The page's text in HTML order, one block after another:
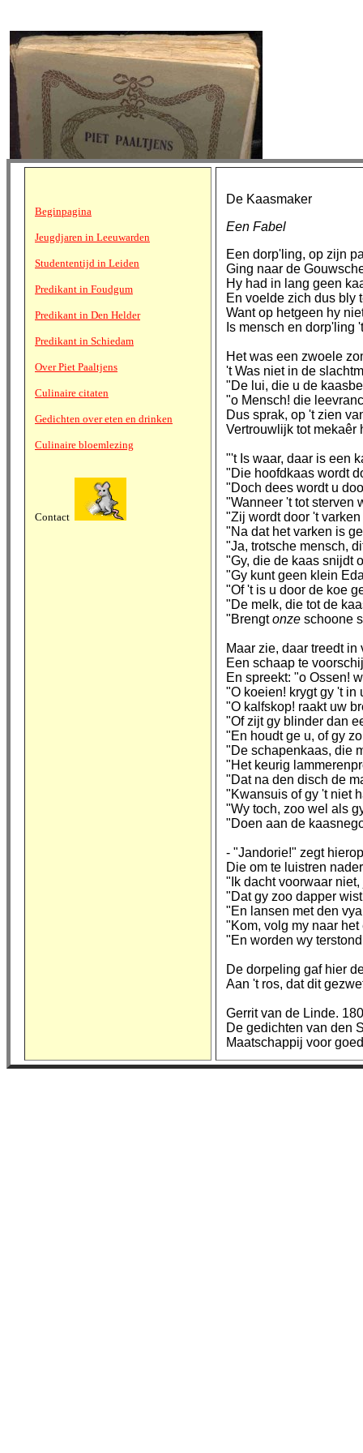
Beginpagina
Jeugdjaren in Leeuwarden
Studententijd in Leiden
Predikant in Foudgum
Predikant in Den Helder
Predikant in Schiedam
Over Piet Paaltjens
Culinaire citaten
Gedichten over eten en drinken
Culinaire bloemlezing
Contact
De Kaasmaker
Een Fabel
Een dorp'ling, op zijn
Ging naar de
Hy had in lang geen
En voelde zich dus bly
Want op hetgeen hy
Is mensch en dorp'ling
Het was een zwoele
't Was niet in de
"De lui, die u de
"o Mensch! die
Dus sprak, op 't zien
Vertrouwlijk tot mekaêr
"'t Is waar, daar is een
"Die hoofdkaas wordt
"Doch dees wordt u
"Wanneer 't tot sterven
"Zij wordt door 't
"Na dat het varken is
"Ja, trotsche mensch,
"Gy, die de kaas snijdt
"Gy kunt geen klein
"Of 't is u door de koe
"De melk, die tot de
"Brengtonze schoone
Maar zie, daar treedt in
Een schaap te
En spreekt: "o Ossen!
"O koeien! krygt gy 't in
"O kalfskop! raakt uw
"Of zijt gy blinder dan
"En houdt ge u, of gy
"De schapenkaas, die
"Het keurig
"Dat na den disch de
"Kwansuis of gy 't niet
"Wy toch, zoo wel als
"Doen aan de
- "Jandorie!" zegt
Die om te luistren
"Ik dacht voorwaar
"Dat gy zoo dapper
"En lansen met den
"Kom, volg my naar het
"En worden wy
De dorpeling gaf hier
Aan 't ros, dat dit
Gerrit van de Linde.
De gedichten van den
Maatschappij voor